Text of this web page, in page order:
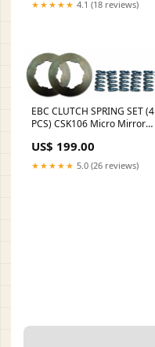
kremy_z_niacynamidem
★★★★★ 4.1 (18 reviews)
EBC CLUTCH SPRING SET (4
PCS) CSK106 Micro Mirror
US$ 199.00
★★★★★ 5.0 (26 reviews)